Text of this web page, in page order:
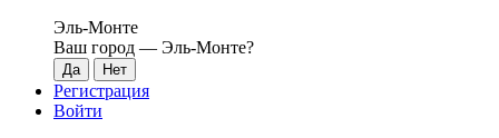
Эль-Монте
Ваш город — Эль-Монте?
Регистрация
Войти